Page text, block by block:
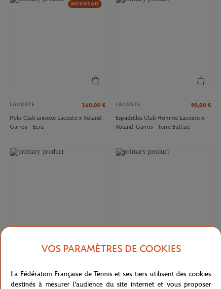
NOUVEAU
LACOSTE 140,00 €
Polo Club unisexe Lacoste x Roland-
Garros - Ecru
LACOSTE 90,00 €
Espadrilles Club Homme Lacoste x
Roland-Garros - Terre Battue
Polo Ramasseur unisexe Lacoste x
Roland-Garros - Marine
Polo Arbitre Homme Lacoste x
VOS PARAMÈTRES DE COOKIES
La Fédération Française de Tennis et ses tiers utilisent des cookies
destinés à mesurer l'audience du site internet et vous proposer